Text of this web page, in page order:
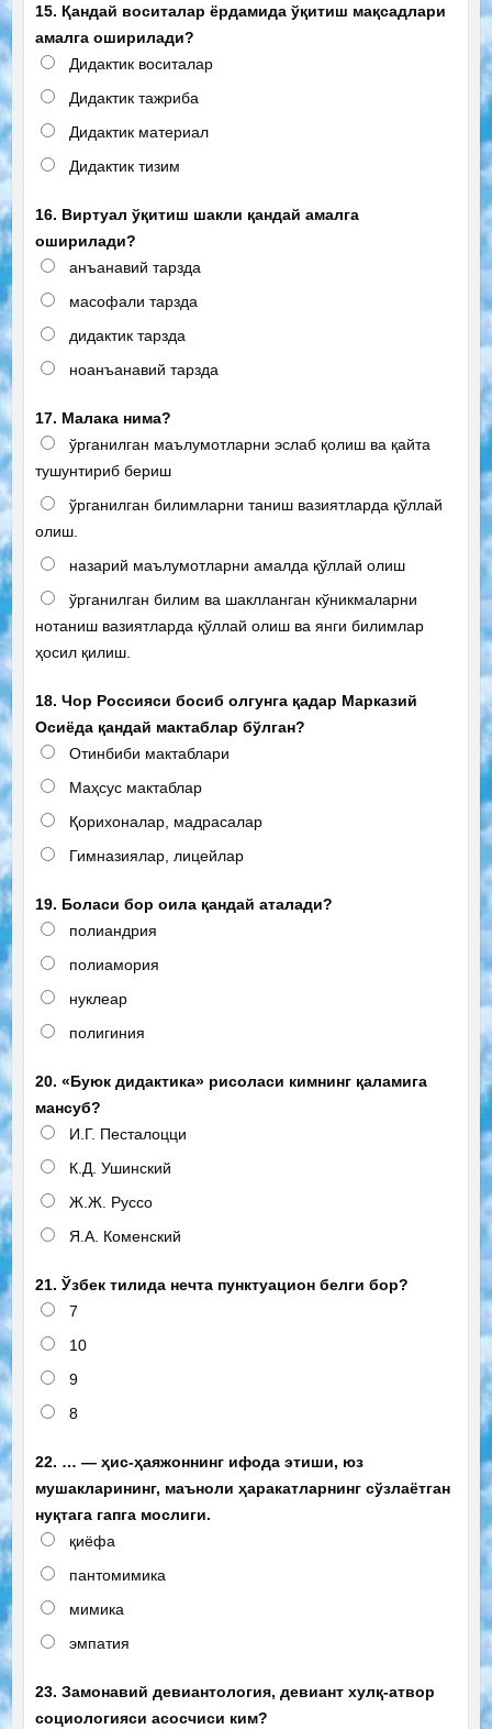
15. Қандай воситалар ёрдамида ўқитиш мақсадлари
амалга оширилади?
Дидактик воситалар
Дидактик тажриба
Дидактик материал
Дидактик тизим
16. Виртуал ўқитиш шакли қандай амалга
оширилади?
анъанавий тарзда
масофали тарзда
дидактик тарзда
ноанъанавий тарзда
17. Малака нима?
ўрганилган маълумотларни эслаб қолиш ва қайта
тушунтириб бериш
ўрганилган билимларни таниш вазиятларда қўллай
олиш.
назарий маълумотларни амалда қўллай олиш
ўрганилган билим ва шаклланган кўникмаларни
нотаниш вазиятларда қўллай олиш ва янги билимлар
ҳосил қилиш.
18. Чор Россияси босиб олгунга қадар Марказий
Осиёда қандай мактаблар бўлган?
Отинбиби мактаблари
Маҳсус мактаблар
Қорихоналар, мадрасалар
Гимназиялар, лицейлар
19. Боласи бор оила қандай аталади?
полиандрия
полиамория
нуклеар
полигиния
20. «Буюк дидактика» рисоласи кимнинг қаламига
мансуб?
И.Г. Песталоцци
К.Д. Ушинский
Ж.Ж. Руссо
Я.А. Коменский
21. Ўзбек тилида нечта пунктуацион белги бор?
7
10
9
8
22. … — ҳис-ҳаяжоннинг ифода этиши, юз
мушакларининг, маъноли ҳаракатларнинг сўзлаётган
нуқтага гапга мослиги.
қиёфа
пантомимика
мимика
эмпатия
23. Замонавий девиантология, девиант хулқ-атвор
социологияси асосчиси ким?